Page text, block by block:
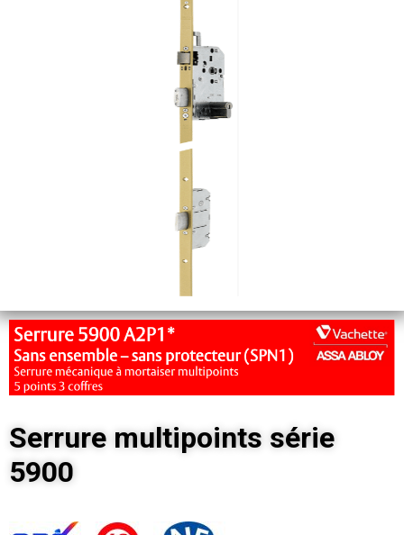
Serrure multipoints série
5900